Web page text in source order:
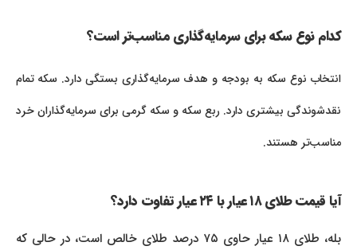
کدام نوع سکه برای سرمایه‌گذاری مناسب‌تر است؟
انتخاب نوع سکه به بودجه و هدف سرمایه‌گذاری بستگی دارد. سکه تمام
نقدشوندگی بیشتری دارد. ربع سکه و سکه گرمی برای سرمایه‌گذاران خرد
مناسب‌تر هستند.
آیا قیمت طلای ۱۸ عیار با ۲۴ عیار تفاوت دارد؟
بله، طلای ۱۸ عیار حاوی ۷۵ درصد طلای خالص است، در حالی که